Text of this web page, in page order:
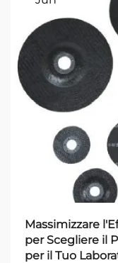
Massimizzare
per Scegliere il
per il Tuo